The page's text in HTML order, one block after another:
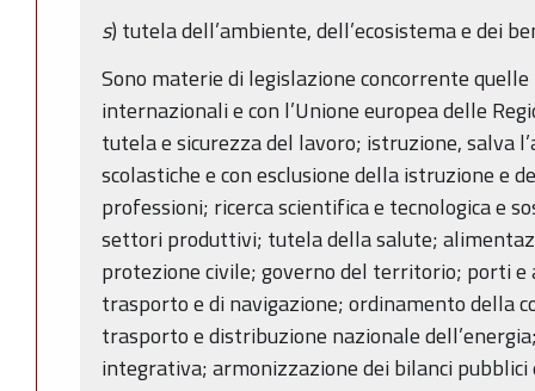
s) tutela dell’ambiente, dell’ecosistema e dei
Sono materie di legislazione concorrente
internazionali e con l’Unione europea delle
tutela e sicurezza del lavoro; istruzione, salva
scolastiche e con esclusione della istruzione e
professioni; ricerca scientifica e tecnologica e
settori produttivi; tutela della salute;
protezione civile; governo del territorio; porti
trasporto e di navigazione; ordinamento della
trasporto e distribuzione nazionale
integrativa; armonizzazione dei bilanci